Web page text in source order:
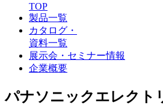
TOP
製品一覧
カタログ・
資料一覧
展示会・セミナー情報
企業概要
パナソニックエレクト